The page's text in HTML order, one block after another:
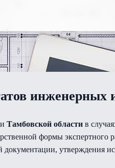
инженерных
и Тамбовской области в
формы
документации, утверждения